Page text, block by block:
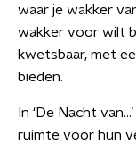
waar je wakker
wakker voor wilt
kwetsbaar, met
bieden.
In ‘De Nacht
ruimte voor hun